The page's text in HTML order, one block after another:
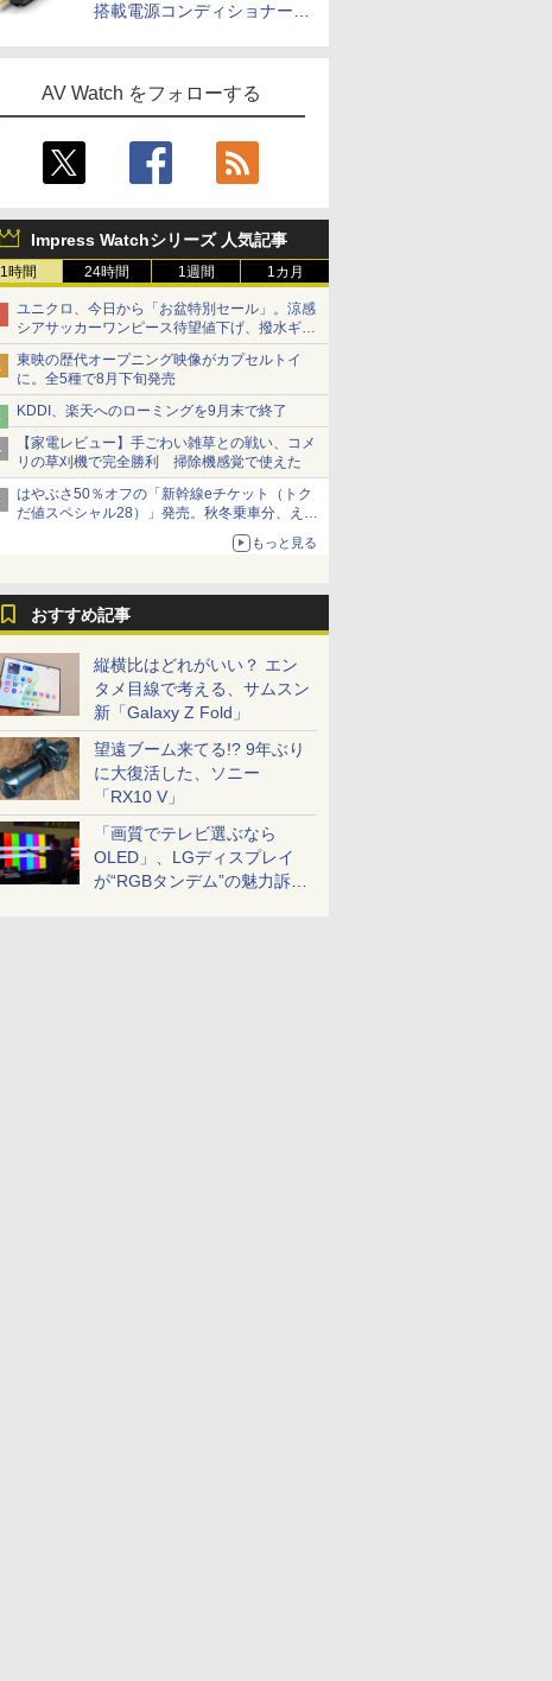
搭載電源コンディショナー
AV Watch をフォローする
Impress Watchシリーズ 人気記事
1時間 24時間 1週間 1カ月
ユニクロ、今日から「お盆特別セール」。涼感
シアサッカーワンピース待望値下げ、撥水ギア
ショーツは1990円に
東映の歴代オープニング映像がカプセルトイ
に。全5種で8月下旬発売
KDDI、楽天へのローミングを9月末で終了
【家電レビュー】手ごわい雑草との戦い、コメ
リの草刈機で完全勝利 掃除機感覚で使えた
はやぶさ50％オフの「新幹線eチケット（トク
だ値スペシャル28）」発売。秋冬乗車分、えき
もっと見る
おすすめ記事
縦横比はどれがいい？ エン
タメ目線で考える、サムスン
新「Galaxy Z Fold」
望遠ブーム来てる!? 9年ぶり
に大復活した、ソニー
「RX10 V」
「画質でテレビ選ぶなら
OLED」、LGディスプレイ
が“RGBタンデム”の魅力訴